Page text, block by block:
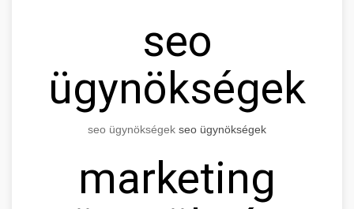
seo
ügynökségek
seo ügynökségek seo ügynökségek
marketing